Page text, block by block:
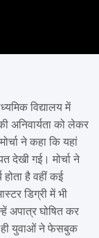
विद्यालय में
अनिवार्यता को लेकर
ने कहा कि यहां
देखी गई। मोर्चा ने
है वहीं कई
डिग्री में भी
अपात्र घोषित कर
ही युवाओं ने फेसबुक